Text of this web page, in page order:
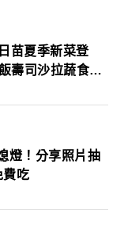
苗夏季新菜登
壽司沙拉蔬食吃
燈！分享照片抽
吃